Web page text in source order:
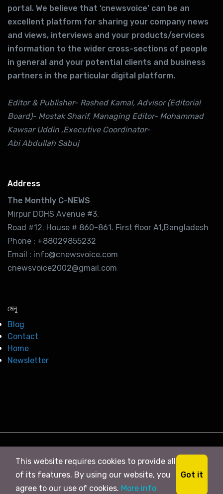
portal. We believe that ‘cnewsvoice’ can be an
excellent platform for sharing your company news
and views, interviews and your products/services
information to the wider cross-sections of people
in general and your potential clients and business
partners in the particular digital platform.
Editor & Publisher- Rashed Kamal, Advisor (Editorial
Board)- Mostak Sharif, Managing Editor- Mohammad
Kawsar Uddin ,Executive Coordinator-
Abi Abdullah Sabuj
Address
The Monthly C-NEWS
Mirpur DOHS Avenue #3.
Road #12. House # 860-861. First floor A1,Bangladesh
Phone : +88029855232
Email : info@cnewsvoice.com
cnewsvoice2002@gmail.com
মেনু
Blog
Contact
Home
Newsletter
This website requires cookies to provide all
of its features. By using our website, you
agree to our use of cookies. More info
Got it